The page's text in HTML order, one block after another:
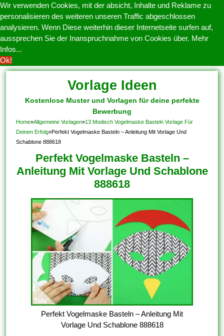
Wir verwenden Cookies, mit der absicht, Inhalte und Reklame zu
personalisieren des weiteren unseren Traffic abgeschlossen
analysieren. Wenn Diese weiterhin dieser Internetseite surfen auf,
aussprechen Sie der Inanspruchnahme von Cookies über. Mehr
Infos...
Ok!
Vorlage Ideen
Kostenlose Muster und Vorlagen für deine perfekte
Bewerbung
Home»Allgemeine Vorlagen»13 Modisch Vogelmaske Basteln Vorlage Für
Deinen Erfolg»Perfekt Vogelmaske Basteln – Anleitung Mit Vorlage Und
Schablone 888618
Perfekt Vogelmaske Basteln –
Anleitung Mit Vorlage Und Schablone
888618
Perfekt Vogelmaske Basteln – Anleitung Mit
Vorlage Und Schablone 888618